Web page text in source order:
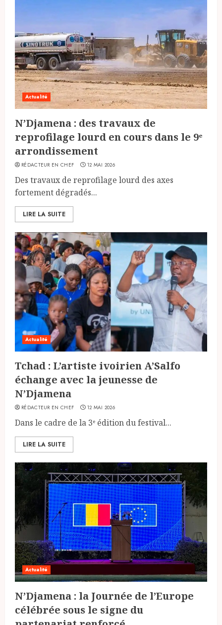
Actualité
N’Djamena : des travaux de
reprofilage lourd en cours dans le 9ᵉ
arrondissement
RÉDACTEUR EN CHEF 12 MAI 2026
Des travaux de reprofilage lourd des axes
fortement dégradés...
LIRE LA SUITE
Actualité
Tchad : L’artiste ivoirien A’Salfo
échange avec la jeunesse de
N’Djamena
RÉDACTEUR EN CHEF 12 MAI 2026
Dans le cadre de la 3ᵉ édition du festival...
LIRE LA SUITE
Actualité
N’Djamena : la Journée de l’Europe
célébrée sous le signe du